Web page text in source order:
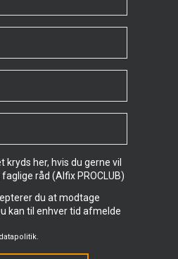
kryds her, hvis du gerne vil
råd (Alfix PROCLUB)
du at modtage
kan til enhver tid afmelde